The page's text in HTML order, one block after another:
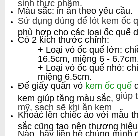
sinh thực phẩm.
Màu sắc: in ấn theo yêu cầu.
Sử dụng dùng để lót kem ốc
phù hợp cho các loại ốc quế
Có 2 kích thước chính:
+ Loại vỏ ốc quế lớn:
16.5cm, miệng 6 - 6.7cm.
+ Loại vỏ ốc quế nhỏ:
miệng 6.5cm.
Đế giấy quấn vỏ kem ốc quế
kem giúp tăng màu sắc, giúp
mỹ, sạch sẽ khi ăn kem
Khoác lên chiếc áo với mẫu
sắc cũng tạo nên thương hiệu